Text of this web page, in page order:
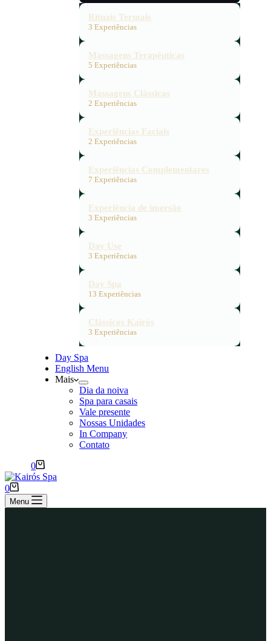
Rituais Termais
3 Experiências
Massagens Terapêuticas
5 Experiências
Massagens Clássicas
2 Experiências
Experiências Faciais
2 Experiências
Experiências Complementares
7 Experiências
Experiência de imersão
3 Experiências
Day Use
3 Experiências
Day Spa
13 Experiências
Clássicos Kairós
3 Experiências
Day Spa
English Menu
Mais
Dia da noiva
Spa para casais
Vale presente
Nossas Unidades
In Company
Contato
Carrinho
0
Carrinho
0
Menu